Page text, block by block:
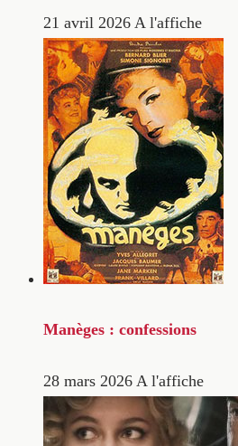
21 avril 2026 A l'affiche
Manèges : confessions
28 mars 2026 A l'affiche